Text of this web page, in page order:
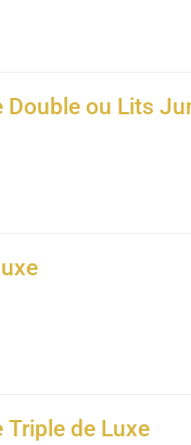
Double ou Lits
Triple de Luxe